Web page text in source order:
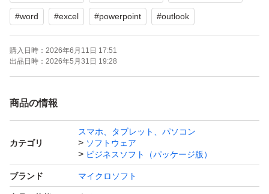
- Access 2024 — データベース管理
- Teams（基本版）
※ Home & Business 版には含まれない Access / Publisher
が入っているのが Pro Plus の特徴です。
特徴・メリット
- 永続ライセンス（買い切り）：毎年の更新費用なし
#word #excel #powerpoint #outlook
購入日時： 2026年6月11日 17:51
出品日時： 2026年5月31日 19:28
商品の情報
カテゴリ
スマホ、タブレット、パソコン
ソフトウェア
ビジネスソフト（パッケージ版）
ブランド マイクロソフト